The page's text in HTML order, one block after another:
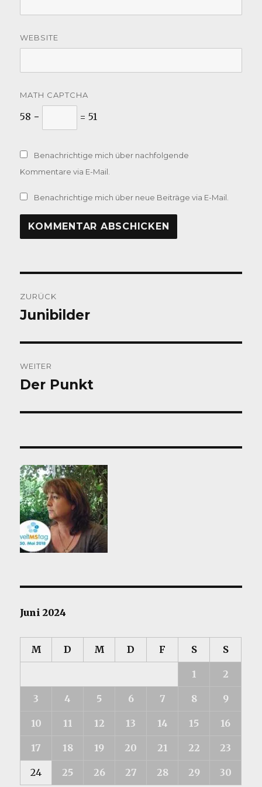
WEBSITE
MATH CAPTCHA
58 − = 51
Benachrichtige mich über nachfolgende
Kommentare via E-Mail.
Benachrichtige mich über neue Beiträge via E-Mail.
ZURÜCK
Vorheriger
Junibilder
WEITER
Nächster
Der Punkt
Juni 2024
M D M D F S S
1 2
3 4 5 6 7 8 9
10 11 12 13 14 15 16
17 18 19 20 21 22 23
24 25 26 27 28 29 30